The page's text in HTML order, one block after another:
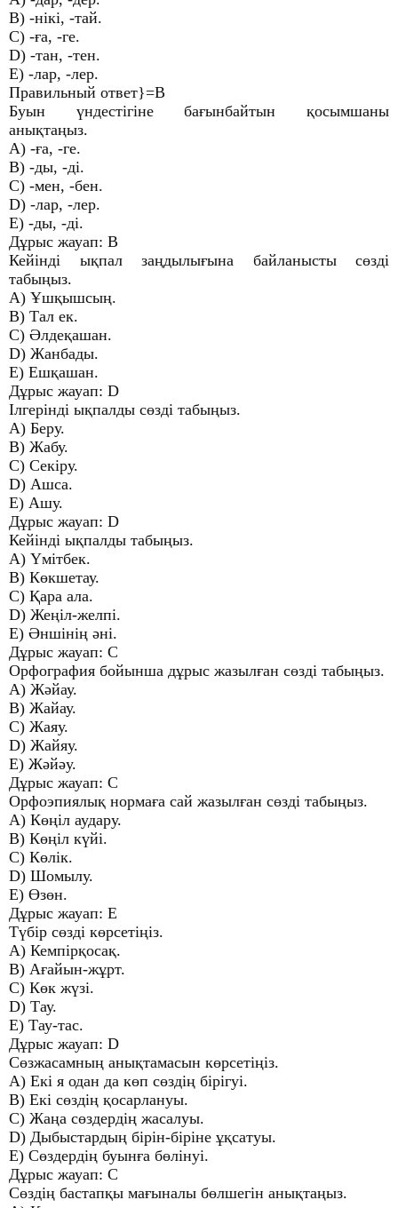
B) -нікі, -тай.
C) -ға, -ге.
D) -тан, -тен.
E) -лар, -лер.
Правильный ответ}=В
Буын үндестігіне бағынбайтын қосымшаны
анықтаңыз.
A) -ға, -ге.
B) -ды, -ді.
C) -мен, -бен.
D) -лар, -лер.
E) -ды, -ді.
Дұрыс жауап: В
Кейінді ықпал заңдылығына байланысты сөзді
табыңыз.
A) Ұшқышсың.
B) Тал ек.
C) Әлдеқашан.
D) Жанбады.
E) Ешқашан.
Дұрыс жауап: D
Ілгерінді ықпалды сөзді табыңыз.
A) Беру.
B) Жабу.
C) Секіру.
D) Ашса.
E) Ашу.
Дұрыс жауап: D
Кейінді ықпалды табыңыз.
A) Үмітбек.
B) Көкшетау.
C) Қара ала.
D) Жеңіл-желпі.
E) Әншінің әні.
Дұрыс жауап: С
Орфография бойынша дұрыс жазылған сөзді табыңыз.
A) Жәйау.
B) Жайау.
C) Жаяу.
D) Жайяу.
E) Жәйәу.
Дұрыс жауап: С
Орфоэпиялық нормаға сай жазылған сөзді табыңыз.
A) Көңіл аудару.
B) Көңіл күйі.
C) Көлік.
D) Шомылу.
E) Өзөн.
Дұрыс жауап: Е
Түбір сөзді көрсетіңіз.
A) Кемпірқосақ.
B) Ағайын-жұрт.
C) Көк жүзі.
D) Тау.
E) Тау-тас.
Дұрыс жауап: D
Сөзжасамның анықтамасын көрсетіңіз.
A) Екі я одан да көп сөздің бірігуі.
B) Екі сөздің қосарлануы.
C) Жаңа сөздердің жасалуы.
D) Дыбыстардың бірін-біріне ұқсатуы.
E) Сөздердің буынға бөлінуі.
Дұрыс жауап: C
Сөздің бастапқы мағыналы бөлшегін анықтаңыз.